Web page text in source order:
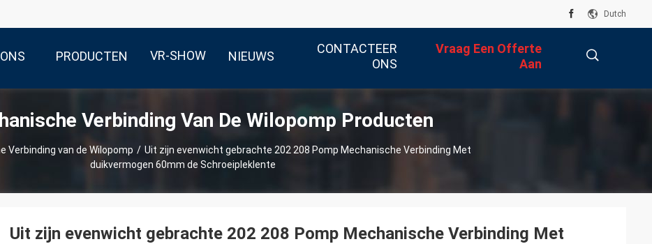
Dutch
PRODUCTEN VR-SHOW NIEUWS
CONTACTEER
ONS
Vraag Een Offerte
Aan
Verbinding Van De Wilopomp Producten
Verbinding van de Wilopomp / Uit zijn evenwicht gebrachte 202 208 Pomp Mechanische Verbinding Met
duikvermogen 60mm de Schroeipleklente
Uit zijn evenwicht gebrachte 202 208 Pomp Mechanische Verbinding Met